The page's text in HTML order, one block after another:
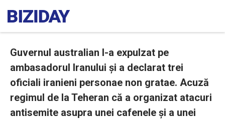
Guvernul australian l-a expulzat pe
ambasadorul Iranului și a declarat trei
oficiali iranieni personae non gratae. Acuză
regimul de la Teheran că a organizat atacuri
antisemite asupra unei cafenele și a unei